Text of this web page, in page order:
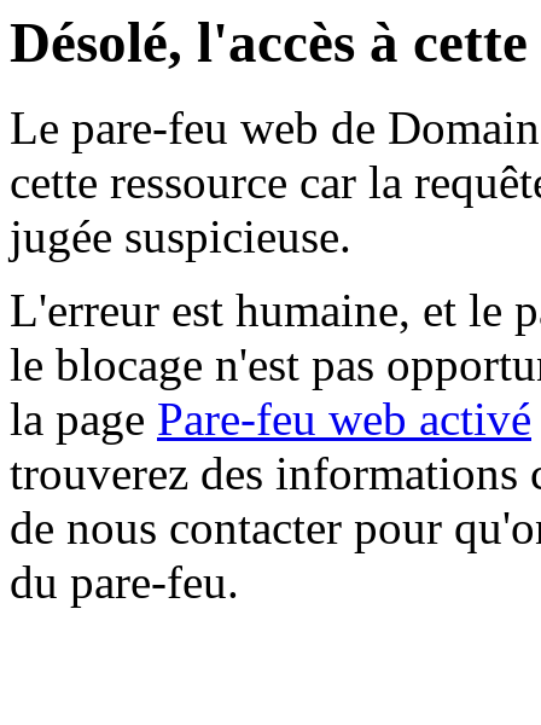
Désolé, l'accès à
Le pare-feu web de
cette ressource car la
jugée suspicieuse.
L'erreur est humaine, et le
le blocage n'est pas
la page Pare-feu web activé
trouverez des informations
de nous contacter pour
du pare-feu.